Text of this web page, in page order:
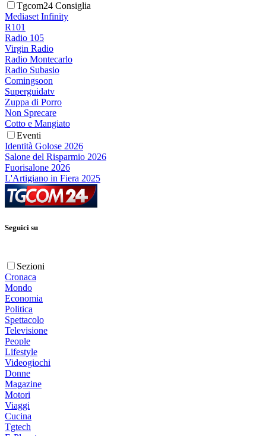
Tgcom24 Consiglia
Mediaset Infinity
R101
Radio 105
Virgin Radio
Radio Montecarlo
Radio Subasio
Comingsoon
Superguidatv
Zuppa di Porro
Non Sprecare
Cotto e Mangiato
Eventi
Identità Golose 2026
Salone del Risparmio 2026
Fuorisalone 2026
L'Artigiano in Fiera 2025
Seguici su
Sezioni
Cronaca
Mondo
Economia
Politica
Spettacolo
Televisione
People
Lifestyle
Videogiochi
Donne
Magazine
Motori
Viaggi
Cucina
Tgtech